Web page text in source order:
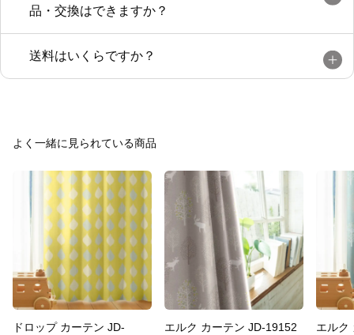
品・交換はできますか？
送料はいくらですか？
よく一緒に見られている商品
ドロップ カーテン JD-
エルク カーテン JD-19152
エルク